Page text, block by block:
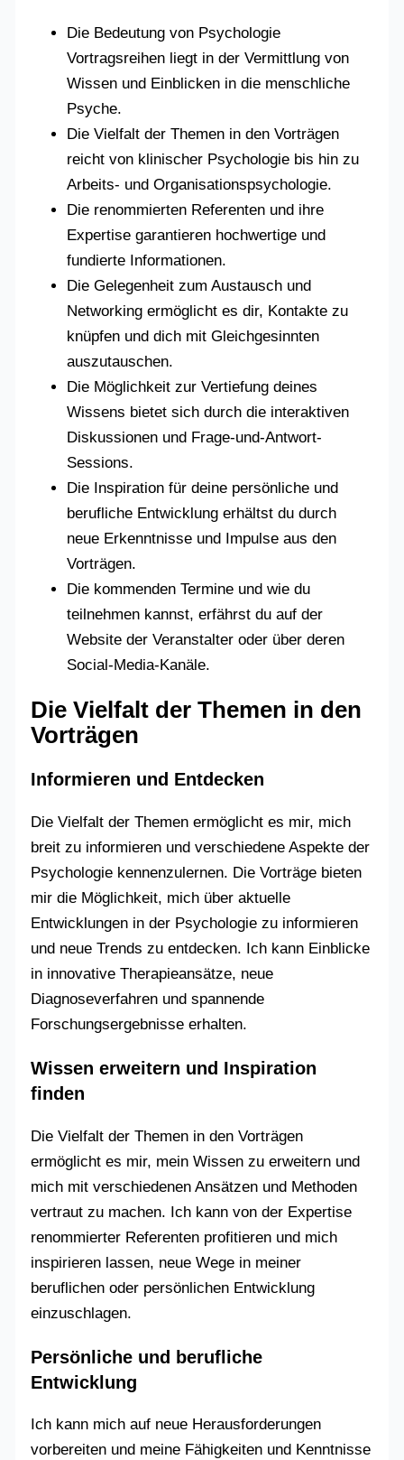
Die Bedeutung von Psychologie
Vortragsreihen liegt in der Vermittlung von
Wissen und Einblicken in die menschliche
Psyche.
Die Vielfalt der Themen in den Vorträgen
reicht von klinischer Psychologie bis hin zu
Arbeits- und Organisationspsychologie.
Die renommierten Referenten und ihre
Expertise garantieren hochwertige und
fundierte Informationen.
Die Gelegenheit zum Austausch und
Networking ermöglicht es dir, Kontakte zu
knüpfen und dich mit Gleichgesinnten
auszutauschen.
Die Möglichkeit zur Vertiefung deines
Wissens bietet sich durch die interaktiven
Diskussionen und Frage-und-Antwort-
Sessions.
Die Inspiration für deine persönliche und
berufliche Entwicklung erhältst du durch
neue Erkenntnisse und Impulse aus den
Vorträgen.
Die kommenden Termine und wie du
teilnehmen kannst, erfährst du auf der
Website der Veranstalter oder über deren
Social-Media-Kanäle.
Die Vielfalt der Themen in den
Vorträgen
Informieren und Entdecken
Die Vielfalt der Themen ermöglicht es mir, mich
breit zu informieren und verschiedene Aspekte der
Psychologie kennenzulernen. Die Vorträge bieten
mir die Möglichkeit, mich über aktuelle
Entwicklungen in der Psychologie zu informieren
und neue Trends zu entdecken. Ich kann Einblicke
in innovative Therapieansätze, neue
Diagnoseverfahren und spannende
Forschungsergebnisse erhalten.
Wissen erweitern und Inspiration
finden
Die Vielfalt der Themen in den Vorträgen
ermöglicht es mir, mein Wissen zu erweitern und
mich mit verschiedenen Ansätzen und Methoden
vertraut zu machen. Ich kann von der Expertise
renommierter Referenten profitieren und mich
inspirieren lassen, neue Wege in meiner
beruflichen oder persönlichen Entwicklung
einzuschlagen.
Persönliche und berufliche
Entwicklung
Ich kann mich auf neue Herausforderungen
vorbereiten und meine Fähigkeiten und Kenntnisse